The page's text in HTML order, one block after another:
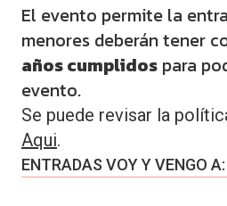
El evento permite la
menores deberán tener
años cumplidos para
evento.
Se puede revisar la
Aqui.
ENTRADAS VOY Y VENGO